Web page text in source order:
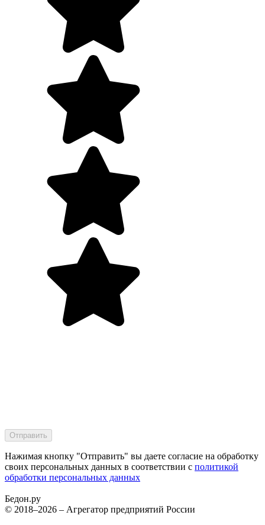
Нажимая кнопку "Отправить" вы даете согласие на обработку
своих персональных данных в соответствии с политикой
обработки персональных данных
Бедон.ру
© 2018–2026 – Агрегатор предприятий России